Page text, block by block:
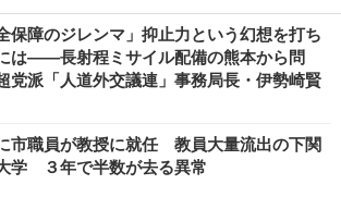
保障のジレンマ」抑止力という幻想を打ち
は――長射程ミサイル配備の熊本から問
派「人道外交議連」事務局長・伊勢崎賢
市職員が教授に就任 教員大量流出の下関
学 ３年で半数が去る異常